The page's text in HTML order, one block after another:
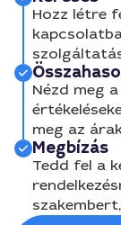
Hozz létre
Nézd meg
meg az
Megbízás
Tedd fel a